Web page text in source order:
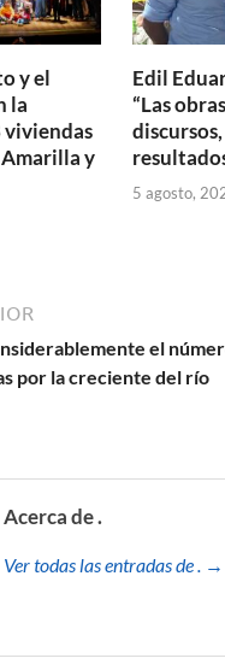
y el
la
y
Edil
“Las
5 agosto,
el
por la creciente del río
Acerca de .
Ver todas las entradas de . →